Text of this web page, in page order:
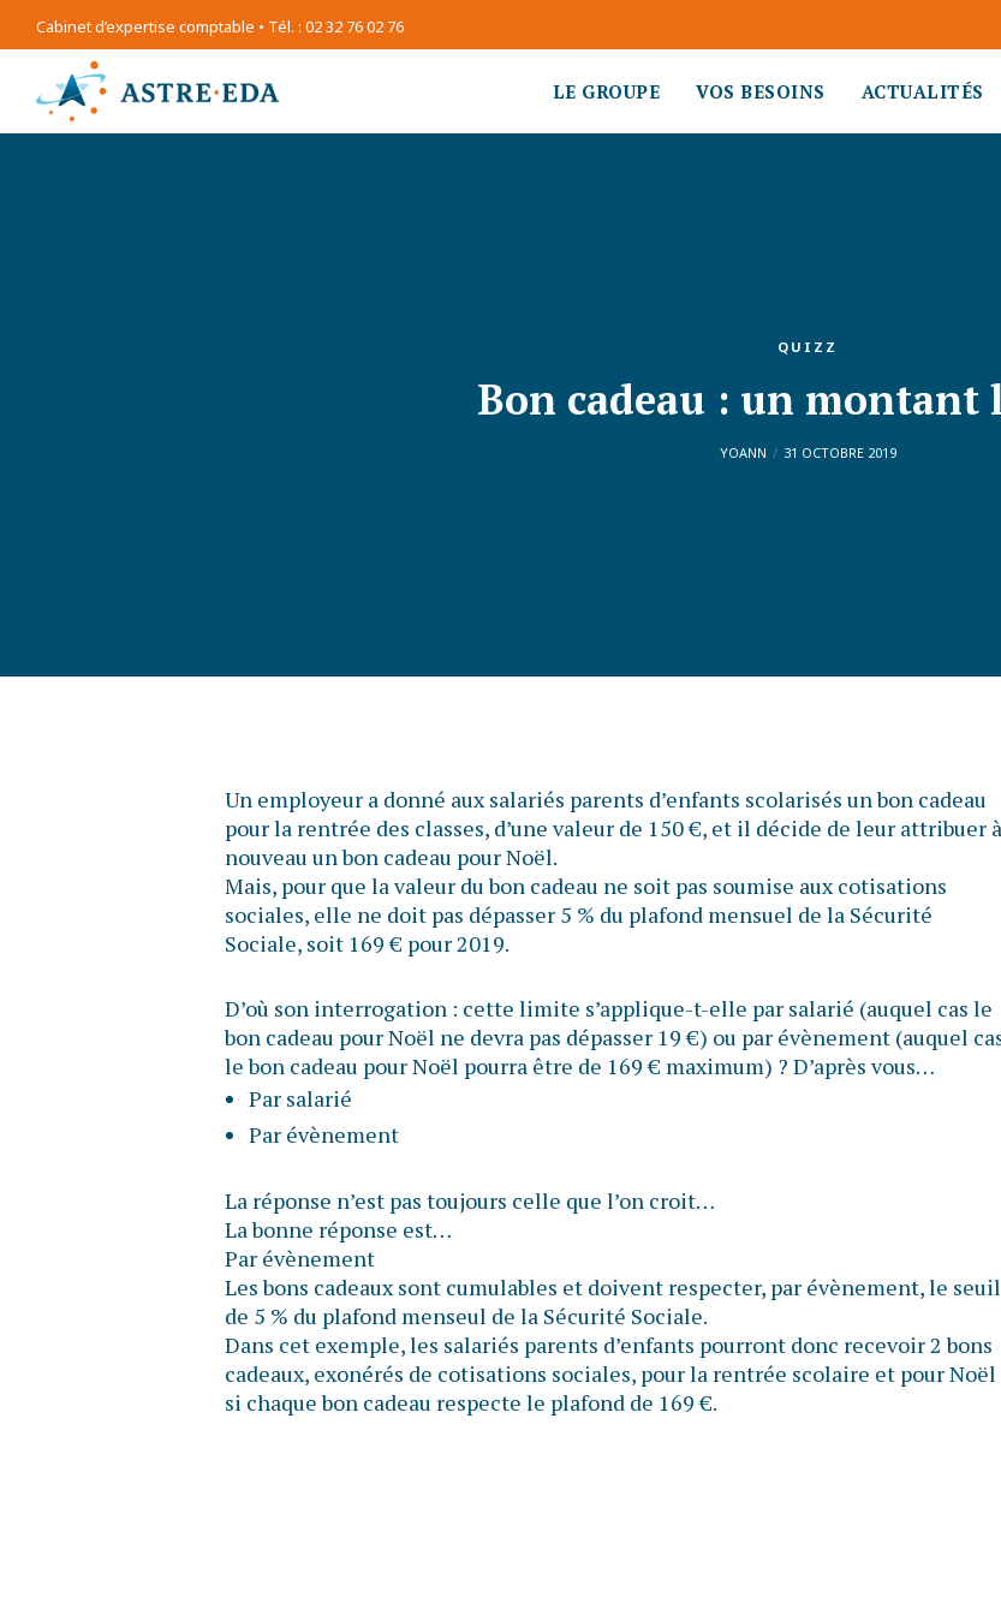
Cabinet d’expertise comptable • Tél. : 02 32 76 02 76
LE GROUPE VOS BESOINS ACTUALITÉS
QUIZZ
Bon cadeau : un montant
YOANN 31 OCTOBRE 2019
Un employeur a donné aux salariés parents d’enfants scolarisés un bon cadeau
pour la rentrée des classes, d’une valeur de 150 €, et il décide de leur attribuer à
nouveau un bon cadeau pour Noël.
Mais, pour que la valeur du bon cadeau ne soit pas soumise aux cotisations
sociales, elle ne doit pas dépasser 5 % du plafond mensuel de la Sécurité
Sociale, soit 169 € pour 2019.
D’où son interrogation : cette limite s’applique-t-elle par salarié (auquel cas le
bon cadeau pour Noël ne devra pas dépasser 19 €) ou par évènement (auquel
le bon cadeau pour Noël pourra être de 169 € maximum) ? D’après vous…
Par salarié
Par évènement
La réponse n’est pas toujours celle que l’on croit…
La bonne réponse est…
Par évènement
Les bons cadeaux sont cumulables et doivent respecter, par évènement, le seuil
de 5 % du plafond menseul de la Sécurité Sociale.
Dans cet exemple, les salariés parents d’enfants pourront donc recevoir 2 bons
cadeaux, exonérés de cotisations sociales, pour la rentrée scolaire et pour Noël
si chaque bon cadeau respecte le plafond de 169 €.